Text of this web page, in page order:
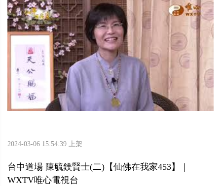
2024-03-06 15:54:39 上架
台中道場 陳毓鎂賢士(二)【仙佛在我家453】｜
WXTV唯心電視台